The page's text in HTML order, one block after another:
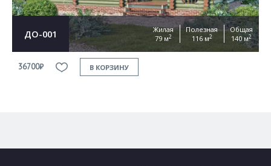
ДО-001
Жилая
79 м2
Полезная
116 м2
Общая
140 м2
36700₽ В КОРЗИНУ